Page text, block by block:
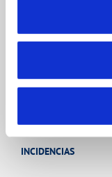
más información
Gestiones
FACTURAS, PAGOS Y
MODIFICACIÓN DE
INCIDENCIAS